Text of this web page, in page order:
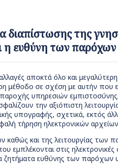
της
η ευθύνη των
αποκτά όλο και
μέθοδο σε σχέση με αυτήν
παροχής υπηρεσιών
την αξιόπιστη
υπογραφής, σχετικά, εκτός
τήρηση ηλεκτρονικών
και της λειτουργίας των
στις ηλεκτρονικές
ζητήματα ευθύνης των παρόχων